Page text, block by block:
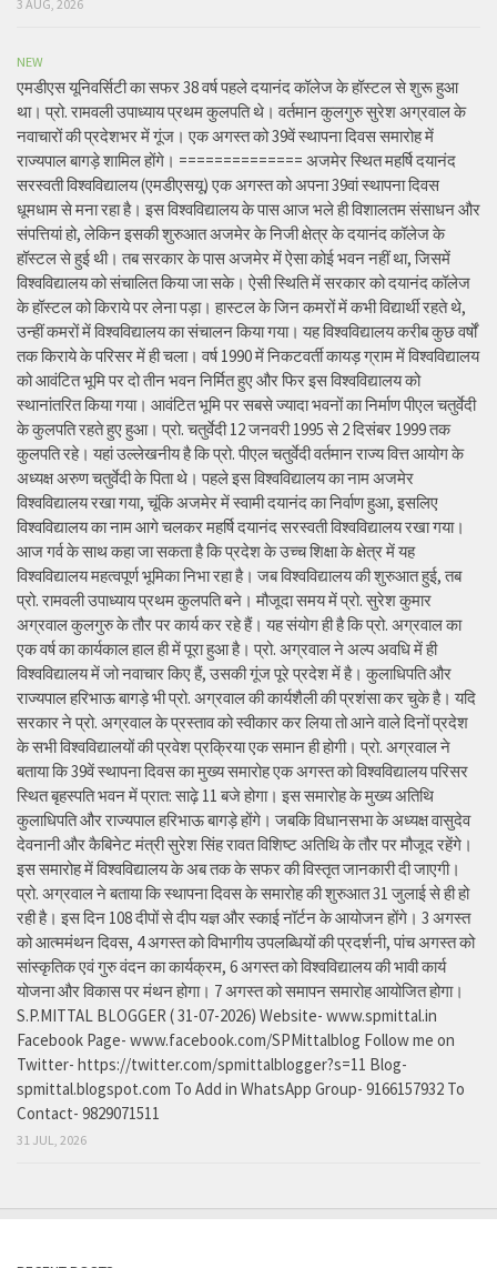
3 AUG, 2026
NEW
एमडीएस यूनिवर्सिटी का सफर 38 वर्ष पहले दयानंद कॉलेज के हॉस्टल से शुरू हुआ
था। प्रो. रामवली उपाध्याय प्रथम कुलपति थे। वर्तमान कुलगुरु सुरेश अग्रवाल के
नवाचारों की प्रदेशभर में गूंज। एक अगस्त को 39वें स्थापना दिवस समारोह में
राज्यपाल बागड़े शामिल होंगे। ============== अजमेर स्थित महर्षि दयानंद
सरस्वती विश्वविद्यालय (एमडीएसयू) एक अगस्त को अपना 39वां स्थापना दिवस
धूमधाम से मना रहा है। इस विश्वविद्यालय के पास आज भले ही विशालतम संसाधन और
संपत्तियां हो, लेकिन इसकी शुरुआत अजमेर के निजी क्षेत्र के दयानंद कॉलेज के
हॉस्टल से हुई थी। तब सरकार के पास अजमेर में ऐसा कोई भवन नहीं था, जिसमें
विश्वविद्यालय को संचालित किया जा सके। ऐसी स्थिति में सरकार को दयानंद कॉलेज
के हॉस्टल को किराये पर लेना पड़ा। हास्टल के जिन कमरों में कभी विद्यार्थी रहते थे,
उन्हीं कमरों में विश्वविद्यालय का संचालन किया गया। यह विश्वविद्यालय करीब कुछ वर्षों
तक किराये के परिसर में ही चला। वर्ष 1990 में निकटवर्ती कायड़ ग्राम में विश्वविद्यालय
को आवंटित भूमि पर दो तीन भवन निर्मित हुए और फिर इस विश्वविद्यालय को
स्थानांतरित किया गया। आवंटित भूमि पर सबसे ज्यादा भवनों का निर्माण पीएल चतुर्वेदी
के कुलपति रहते हुए हुआ। प्रो. चतुर्वेदी 12 जनवरी 1995 से 2 दिसंबर 1999 तक
कुलपति रहे। यहां उल्लेखनीय है कि प्रो. पीएल चतुर्वेदी वर्तमान राज्य वित्त आयोग के
अध्यक्ष अरुण चतुर्वेदी के पिता थे। पहले इस विश्वविद्यालय का नाम अजमेर
विश्वविद्यालय रखा गया, चूंकि अजमेर में स्वामी दयानंद का निर्वाण हुआ, इसलिए
विश्वविद्यालय का नाम आगे चलकर महर्षि दयानंद सरस्वती विश्वविद्यालय रखा गया।
आज गर्व के साथ कहा जा सकता है कि प्रदेश के उच्च शिक्षा के क्षेत्र में यह
विश्वविद्यालय महत्वपूर्ण भूमिका निभा रहा है। जब विश्वविद्यालय की शुरुआत हुई, तब
प्रो. रामवली उपाध्याय प्रथम कुलपति बने। मौजूदा समय में प्रो. सुरेश कुमार
अग्रवाल कुलगुरु के तौर पर कार्य कर रहे हैं। यह संयोग ही है कि प्रो. अग्रवाल का
एक वर्ष का कार्यकाल हाल ही में पूरा हुआ है। प्रो. अग्रवाल ने अल्प अवधि में ही
विश्वविद्यालय में जो नवाचार किए हैं, उसकी गूंज पूरे प्रदेश में है। कुलाधिपति और
राज्यपाल हरिभाऊ बागड़े भी प्रो. अग्रवाल की कार्यशैली की प्रशंसा कर चुके है। यदि
सरकार ने प्रो. अग्रवाल के प्रस्ताव को स्वीकार कर लिया तो आने वाले दिनों प्रदेश
के सभी विश्वविद्यालयों की प्रवेश प्रक्रिया एक समान ही होगी। प्रो. अग्रवाल ने
बताया कि 39वें स्थापना दिवस का मुख्य समारोह एक अगस्त को विश्वविद्यालय परिसर
स्थित बृहस्पति भवन में प्रात: साढ़े 11 बजे होगा। इस समारोह के मुख्य अतिथि
कुलाधिपति और राज्यपाल हरिभाऊ बागड़े होंगे। जबकि विधानसभा के अध्यक्ष वासुदेव
देवनानी और कैबिनेट मंत्री सुरेश सिंह रावत विशिष्ट अतिथि के तौर पर मौजूद रहेंगे।
इस समारोह में विश्वविद्यालय के अब तक के सफर की विस्तृत जानकारी दी जाएगी।
प्रो. अग्रवाल ने बताया कि स्थापना दिवस के समारोह की शुरुआत 31 जुलाई से ही हो
रही है। इस दिन 108 दीपों से दीप यज्ञ और स्काई नॉर्टन के आयोजन होंगे। 3 अगस्त
को आत्ममंथन दिवस, 4 अगस्त को विभागीय उपलब्धियों की प्रदर्शनी, पांच अगस्त को
सांस्कृतिक एवं गुरु वंदन का कार्यक्रम, 6 अगस्त को विश्वविद्यालय की भावी कार्य
योजना और विकास पर मंथन होगा। 7 अगस्त को समापन समारोह आयोजित होगा।
S.P.MITTAL BLOGGER ( 31-07-2026) Website- www.spmittal.in
Facebook Page- www.facebook.com/SPMittalblog Follow me on
Twitter- https://twitter.com/spmittalblogger?s=11 Blog-
spmittal.blogspot.com To Add in WhatsApp Group- 9166157932 To
Contact- 9829071511
31 JUL, 2026